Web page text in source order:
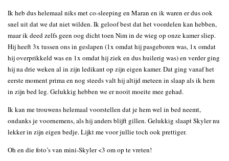
Ik heb dus helemaal niks met co-sleeping en Maran en ik waren er dus ook
snel uit dat we dat niet wilden. Ik geloof best dat het voordelen kan hebben,
maar ik deed zelfs geen oog dicht toen Nim in de wieg op onze kamer sliep.
Hij heeft 3x tussen ons in geslapen (1x omdat hij pasgeboren was, 1x omdat
hij overprikkeld was en 1x omdat hij ziek en dus huilerig was) en verder ging
hij na drie weken al in zijn ledikant op zijn eigen kamer. Dat ging vanaf het
eerste moment prima en nog steeds valt hij altijd meteen in slaap als ik hem
in zijn bed leg. Gelukkig hebben we er nooit moeite mee gehad.
Ik kan me trouwens helemaal voorstellen dat je hem wel in bed neemt,
ondanks je voornemens, als hij anders blijft gillen. Gelukkig slaapt Skyler nu
lekker in zijn eigen bedje. Lijkt me voor jullie toch ook prettiger.
Oh en die foto’s van mini-Skyler <3 om op te vreten!